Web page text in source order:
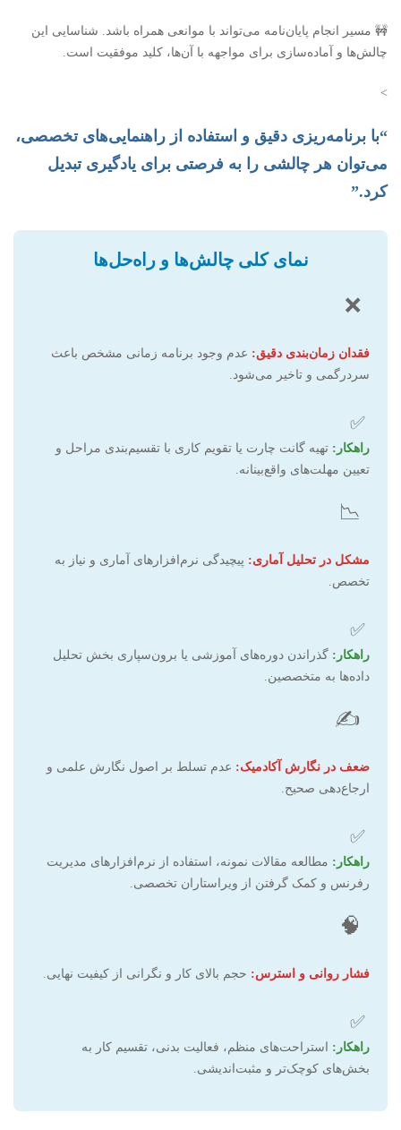
🚧 مسیر انجام پایان‌نامه می‌تواند با موانعی همراه باشد. شناسایی این
چالش‌ها و آماده‌سازی برای مواجهه با آن‌ها، کلید موفقیت است.
>
“با برنامه‌ریزی دقیق و استفاده از راهنمایی‌های تخصصی،
می‌توان هر چالشی را به فرصتی برای یادگیری تبدیل
کرد.”
نمای کلی چالش‌ها و راه‌حل‌ها
❌
فقدان زمان‌بندی دقیق: عدم وجود برنامه زمانی مشخص باعث
سردرگمی و تاخیر می‌شود.
✅
راهکار: تهیه گانت چارت یا تقویم کاری با تقسیم‌بندی مراحل و
تعیین مهلت‌های واقع‌بینانه.
📉
مشکل در تحلیل آماری: پیچیدگی نرم‌افزارهای آماری و نیاز به
تخصص.
✅
راهکار: گذراندن دوره‌های آموزشی یا برون‌سپاری بخش تحلیل
داده‌ها به متخصصین.
✍️
ضعف در نگارش آکادمیک: عدم تسلط بر اصول نگارش علمی و
ارجاع‌دهی صحیح.
✅
راهکار: مطالعه مقالات نمونه، استفاده از نرم‌افزارهای مدیریت
رفرنس و کمک گرفتن از ویراستاران تخصصی.
🧠
فشار روانی و استرس: حجم بالای کار و نگرانی از کیفیت نهایی.
✅
راهکار: استراحت‌های منظم، فعالیت بدنی، تقسیم کار به
بخش‌های کوچک‌تر و مثبت‌اندیشی.